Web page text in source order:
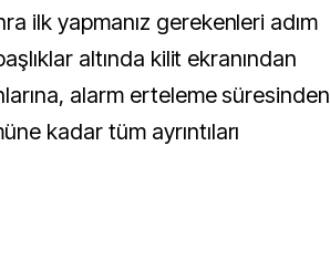
ilk yapmanız gerekenleri adım
altında kilit ekranından
alarm erteleme süresinden
kadar tüm ayrıntıları